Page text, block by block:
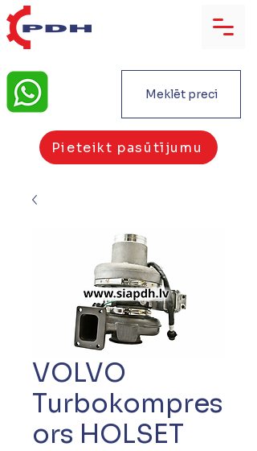
Meklēt preci
Pieteikt pasūtījumu
VOLVO
Turbokompres
ors HOLSET